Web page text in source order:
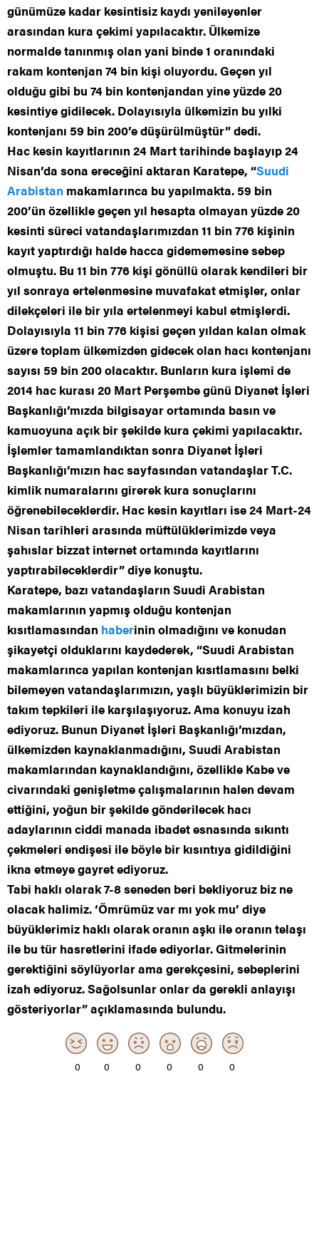
günümüze kadar kesintisiz kaydı yenileyenler
arasından kura çekimi yapılacaktır. Ülkemize
normalde tanınmış olan yani binde 1 oranındaki
rakam kontenjan 74 bin kişi oluyordu. Geçen yıl
olduğu gibi bu 74 bin kontenjandan yine yüzde 20
kesintiye gidilecek. Dolayısıyla ülkemizin bu yılki
kontenjanı 59 bin 200’e düşürülmüştür” dedi.
Hac kesin kayıtlarının 24 Mart tarihinde başlayıp 24
Nisan’da sona ereceğini aktaran Karatepe, “Suudi
Arabistan makamlarınca bu yapılmakta. 59 bin
200’ün özellikle geçen yıl hesapta olmayan yüzde 20
kesinti süreci vatandaşlarımızdan 11 bin 776 kişinin
kayıt yaptırdığı halde hacca gidememesine sebep
olmuştu. Bu 11 bin 776 kişi gönüllü olarak kendileri bir
yıl sonraya ertelenmesine muvafakat etmişler, onlar
dilekçeleri ile bir yıla ertelenmeyi kabul etmişlerdi.
Dolayısıyla 11 bin 776 kişisi geçen yıldan kalan olmak
üzere toplam ülkemizden gidecek olan hacı kontenjanı
sayısı 59 bin 200 olacaktır. Bunların kura işlemi de
2014 hac kurası 20 Mart Perşembe günü Diyanet İşleri
Başkanlığı’mızda bilgisayar ortamında basın ve
kamuoyuna açık bir şekilde kura çekimi yapılacaktır.
İşlemler tamamlandıktan sonra Diyanet İşleri
Başkanlığı’mızın hac sayfasından vatandaşlar T.C.
kimlik numaralarını girerek kura sonuçlarını
öğrenebileceklerdir. Hac kesin kayıtları ise 24 Mart-24
Nisan tarihleri arasında müftülüklerimizde veya
şahıslar bizzat internet ortamında kayıtlarını
yaptırabileceklerdir” diye konuştu.
Karatepe, bazı vatandaşların Suudi Arabistan
makamlarının yapmış olduğu kontenjan
kısıtlamasından haberinin olmadığını ve konudan
şikayetçi olduklarını kaydederek, “Suudi Arabistan
makamlarınca yapılan kontenjan kısıtlamasını belki
bilemeyen vatandaşlarımızın, yaşlı büyüklerimizin bir
takım tepkileri ile karşılaşıyoruz. Ama konuyu izah
ediyoruz. Bunun Diyanet İşleri Başkanlığı’mızdan,
ülkemizden kaynaklanmadığını, Suudi Arabistan
makamlarından kaynaklandığını, özellikle Kabe ve
civarındaki genişletme çalışmalarının halen devam
ettiğini, yoğun bir şekilde gönderilecek hacı
adaylarının ciddi manada ibadet esnasında sıkıntı
çekmeleri endişesi ile böyle bir kısıntıya gidildiğini
ikna etmeye gayret ediyoruz.
Tabi haklı olarak 7-8 seneden beri bekliyoruz biz ne
olacak halimiz. ‘Ömrümüz var mı yok mu’ diye
büyüklerimiz haklı olarak oranın aşkı ile oranın telaşı
ile bu tür hasretlerini ifade ediyorlar. Gitmelerinin
gerektiğini söylüyorlar ama gerekçesini, sebeplerini
izah ediyoruz. Sağolsunlar onlar da gerekli anlayışı
gösteriyorlar” açıklamasında bulundu.
0 0 0 0 0 0